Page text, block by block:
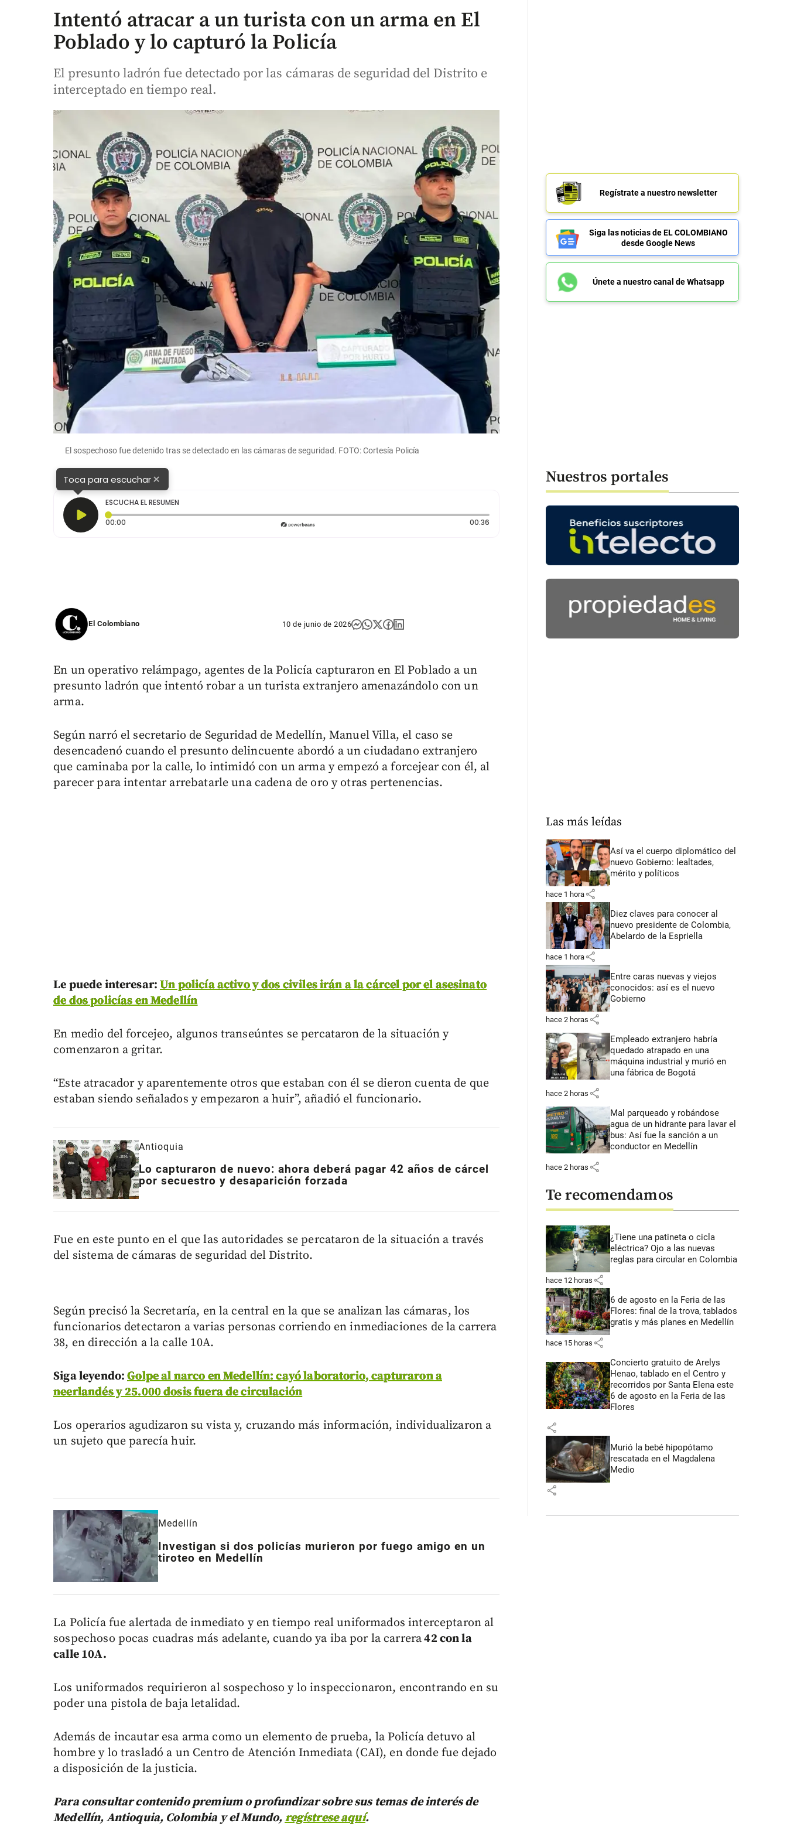
Intentó atracar a un turista con un arma en El
Poblado y lo capturó la Policía
El presunto ladrón fue detectado por las cámaras de seguridad del Distrito e
interceptado en tiempo real.
El sospechoso fue detenido tras se detectado en las cámaras de seguridad. FOTO: Cortesía Policía
Toca para escuchar×
ESCUCHA EL RESUMEN
00:00
00:36Duración: 36 segundos
El Colombiano 10 de junio de 2026
En un operativo relámpago, agentes de la Policía capturaron en El Poblado a un
presunto ladrón que intentó robar a un turista extranjero amenazándolo con un
arma.
Según narró el secretario de Seguridad de Medellín, Manuel Villa, el caso se
desencadenó cuando el presunto delincuente abordó a un ciudadano extranjero
que caminaba por la calle, lo intimidó con un arma y empezó a forcejear con él, al
parecer para intentar arrebatarle una cadena de oro y otras pertenencias.
Le puede interesar:Un policía activo y dos civiles irán a la cárcel por el asesinato
de dos policías en Medellín
En medio del forcejeo, algunos transeúntes se percataron de la situación y
comenzaron a gritar.
“Este atracador y aparentemente otros que estaban con él se dieron cuenta de que
estaban siendo señalados y empezaron a huir”, añadió el funcionario.
Antioquia
Lo capturaron de nuevo: ahora deberá pagar 42 años de cárcel
por secuestro y desaparición forzada
Fue en este punto en el que las autoridades se percataron de la situación a través
del sistema de cámaras de seguridad del Distrito.
Según precisó la Secretaría, en la central en la que se analizan las cámaras, los
funcionarios detectaron a varias personas corriendo en inmediaciones de la carrera
38, en dirección a la calle 10A.
Siga leyendo:Golpe al narco en Medellín: cayó laboratorio, capturaron a
neerlandés y 25.000 dosis fuera de circulación
Los operarios agudizaron su vista y, cruzando más información, individualizaron a
un sujeto que parecía huir.
Medellín
Investigan si dos policías murieron por fuego amigo en un
tiroteo en Medellín
La Policía fue alertada de inmediato y en tiempo real uniformados interceptaron al
sospechoso pocas cuadras más adelante, cuando ya iba por la carrera42 con la
calle 10A.
Los uniformados requirieron al sospechoso y lo inspeccionaron, encontrando en su
poder una pistola de baja letalidad.
Además de incautar esa arma como un elemento de prueba, la Policía detuvo al
hombre y lo trasladó a un Centro de Atención Inmediata (CAI), en donde fue dejado
a disposición de la justicia.
Para consultar contenido premium o profundizar sobre sus temas de interés de
Medellín, Antioquia, Colombia y el Mundo,regístrese aquí.
Regístrate a nuestro newsletter
Siga las noticias de EL COLOMBIANO
desde Google News
Únete a nuestro canal de Whatsapp
Nuestros portales
Las más leídas
Así va el cuerpo diplomático del
nuevo Gobierno: lealtades,
mérito y políticos
hace 1 hora share
Diez claves para conocer al
nuevo presidente de Colombia,
Abelardo de la Espriella
hace 1 hora share
Entre caras nuevas y viejos
conocidos: así es el nuevo
Gobierno
hace 2 horas share
Empleado extranjero habría
quedado atrapado en una
máquina industrial y murió en
una fábrica de Bogotá
hace 2 horas share
Mal parqueado y robándose
agua de un hidrante para lavar el
bus: Así fue la sanción a un
conductor en Medellín
hace 2 horas share
Te recomendamos
¿Tiene una patineta o cicla
eléctrica? Ojo a las nuevas
reglas para circular en Colombia
hace 12 horas share
6 de agosto en la Feria de las
Flores: final de la trova, tablados
gratis y más planes en Medellín
hace 15 horas share
Concierto gratuito de Arelys
Henao, tablado en el Centro y
recorridos por Santa Elena este
6 de agosto en la Feria de las
Flores
share
Murió la bebé hipopótamo
rescatada en el Magdalena
Medio
share